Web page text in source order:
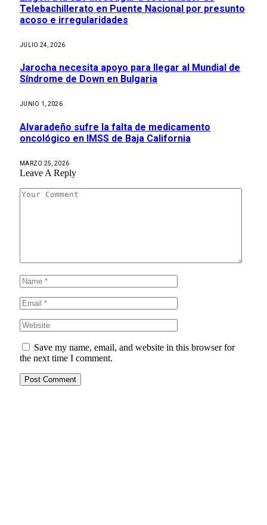
Telebachillerato en Puente Nacional por presunto
acoso e irregularidades
JULIO 24, 2026
Jarocha necesita apoyo para llegar al Mundial de
Síndrome de Down en Bulgaria
JUNIO 1, 2026
Alvaradeño sufre la falta de medicamento
oncológico en IMSS de Baja California
MARZO 25, 2026
Leave A Reply
Save my name, email, and website in this browser for
the next time I comment.